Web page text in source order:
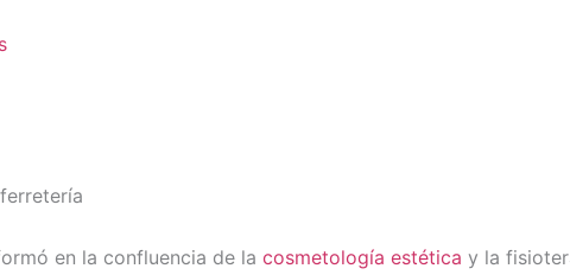
en la confluencia de la cosmetología estética y la